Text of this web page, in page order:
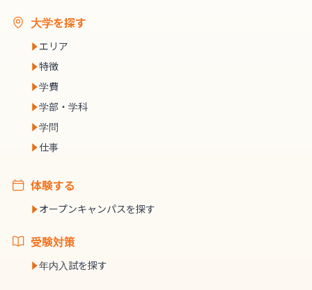
大学を探す
エリア
特徴
学費
学部・学科
学問
仕事
体験する
オープンキャンパスを探す
受験対策
年内入試を探す